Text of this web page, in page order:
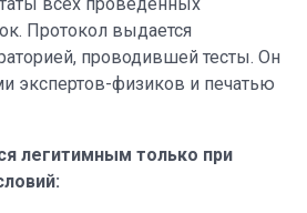
Протокол выдается
проводившей тесты. Он
экспертов-физиков и печатью
легитимным только при